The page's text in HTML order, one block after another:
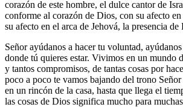
corazón de este hombre, el dulce cantor de
conforme al corazón de Dios, con su afecto en
su afecto en el arca de Jehová, la presencia de
Señor ayúdanos a hacer tu voluntad,
donde tú quieres estar. Vivimos en un mundo
y tantos compromisos, de tantas cosas por
poco a poco te vamos bajando del trono
en un rincón de la casa, hasta que llega el
las cosas de Dios significa mucho para